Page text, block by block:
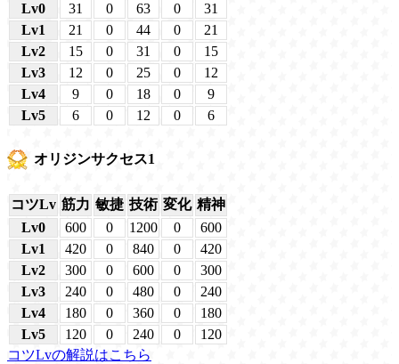
Lv0 31 0 63 0
31
Lv1
21 0 44 0
21
Lv2
15 0 31 0
15
Lv3
12 0 25 0
12
Lv4
9 0 18 0
9
Lv5
6 0 12 0 6
オリジンサクセス1
コツLv 筋力 敏捷 技術 変化 精神
Lv0
600 0 1200 0
600
Lv1
420 0 840 0
420
Lv2
300 0 600 0
300
Lv3
240 0 480 0
240
Lv4
180 0 360 0
180
Lv5
120 0 240 0
120
コツLvの解説はこちら